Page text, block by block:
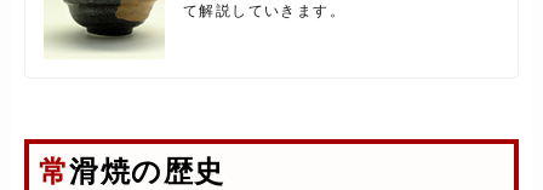
て解説していきます。
常滑焼の歴史